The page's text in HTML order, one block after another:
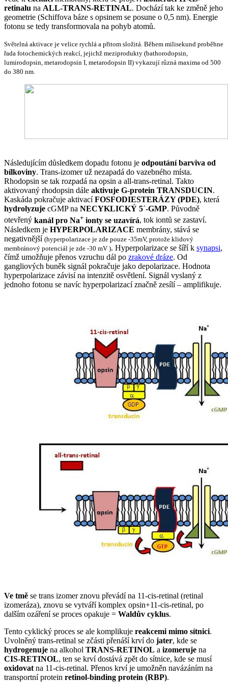
retinalu na ALL-TRANS-RETINAL. Dochází tak ke změně jeho
geometrie (Schiffova báze s opsinem se posune o 0,5 nm). Energie
fotonu se tedy transformovala na pohyb atomů.
Světelná aktivace je velice rychlá a přitom složitá. Během milisekund proběhne
řada fotochemických reakcí, jejichž meziprodukty (bathorodopsin,
lumirodopsin, metarodopsin I, metarodopsin II) vykazují různá maxima od 500
do 380 nm.
Následujícím důsledkem dopadu fotonu je odpoutání barviva od
bílkoviny. Trans-izomer už nezapadá do vazebného místa.
Rhodopsin se tak rozpadá na opsin a all-trans-retinal. Takto
aktivovaný rhodopsin dále aktivuje G-protein TRANSDUCIN.
Kaskáda pokračuje aktivacíFOSFODIESTERÁZY (PDE), která
hydrolyzuje cGMP na NECYKLICKÝ 5´-GMP. Původně
otevřený kanál pro Na+ ionty se uzavírá, tok iontů se zastaví.
Následkem je HYPERPOLARIZACE membrány, stává se
negativnější (hyperpolarizace je zde pouze -35mV, protože klidový
membránový potenciál je zde -30 mV ). Hyperpolarizace se šíří k synapsi,
čímž umožňuje přenos vzruchu dál po zrakové dráze. Od
gangliových buněk signál pokračuje jako depolarizace. Hodnota
hyperpolarizace závisí na intenzitě osvětlení. Signál vyslaný z
jednoho fotonu se navíc hyperpolarizací značně zesílí – amplifikuje.
Ve tmě se trans izomer znovu převádí na 11-cis-retinal (retinal
izomeráza), znovu se vytváří komplex opsin+11-cis-retinal, po
dalším ozáření se proces opakuje = Waldův cyklus.
Tento cyklický proces se ale komplikuje reakcemi mimo sítnici.
Uvolněný trans-retinal se zčásti přenáší krví do jater, kde se
hydrogenuje na alkohol TRANS-RETINOL a izomeruje na
CIS-RETINOL, ten se krví dostává zpět do sítnice, kde se musí
oxidovat na 11-cis-retinal. Přenos krví je umožněn navázáním na
transportní protein retinol-binding protein (RBP).